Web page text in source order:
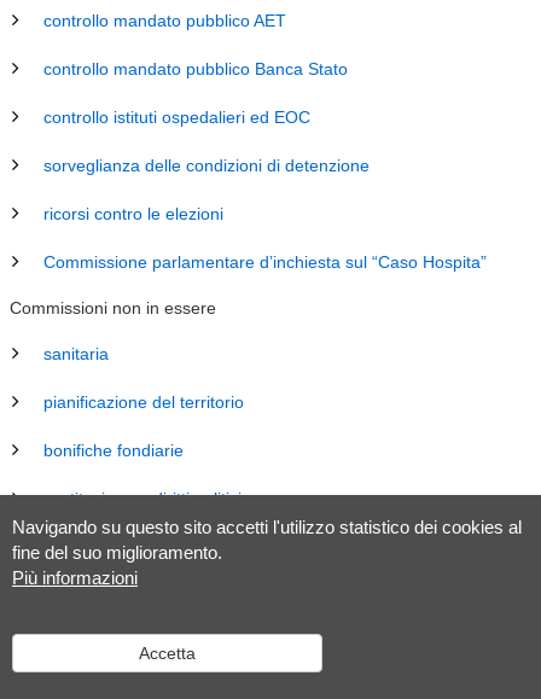
Navigando su questo sito accetti l'utilizzo statistico dei cookies al
fine del suo miglioramento.
Più informazioni
Accetta
controllo mandato pubblico AET
controllo mandato pubblico Banca Stato
controllo istituti ospedalieri ed EOC
sorveglianza delle condizioni di detenzione
ricorsi contro le elezioni
Commissione parlamentare d’inchiesta sul “Caso Hospita”
Commissioni non in essere
sanitaria
pianificazione del territorio
bonifiche fondiarie
costituzione e diritti politici
energia